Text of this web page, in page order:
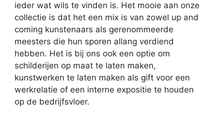
ieder wat wils te vinden is. Het mooie aan onze
collectie is dat het een mix is van zowel up and
coming kunstenaars als gerenommeerde
meesters die hun sporen allang verdiend
hebben. Het is bij ons ook een optie om
schilderijen op maat te laten maken,
kunstwerken te laten maken als gift voor een
werkrelatie of een interne expositie te houden
op de bedrijfsvloer.